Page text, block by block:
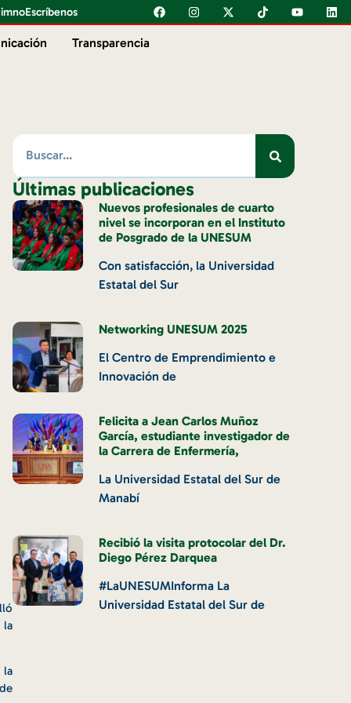
Escríbenos
Transparencia
la
la
Últimas publicaciones
Nuevos profesionales de cuarto
nivel se incorporan en el Instituto
de Posgrado de la UNESUM
Con satisfacción, la Universidad
Estatal del Sur
Networking UNESUM 2025
El Centro de Emprendimiento e
Innovación de
Felicita a Jean Carlos Muñoz
García, estudiante investigador de
la Carrera de Enfermería,
La Universidad Estatal del Sur de
Manabí
Recibió la visita protocolar del Dr.
Diego Pérez Darquea
#LaUNESUMInforma La
Universidad Estatal del Sur de